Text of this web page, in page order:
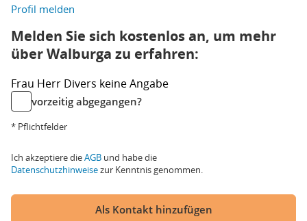
Profil melden
Melden Sie sich kostenlos an, um mehr
über Walburga zu erfahren:
Frau Herr Divers keine Angabe
vorzeitig abgegangen?
* Pflichtfelder
Ich akzeptiere dieAGB und habe die
Datenschutzhinweisezur Kenntnis genommen.
Als Kontakt hinzufügen